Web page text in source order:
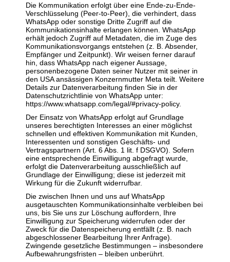
Die Kommunikation erfolgt über eine Ende-zu-Ende-
Verschlüsselung (Peer-to-Peer), die verhindert, dass
WhatsApp oder sonstige Dritte Zugriff auf die
Kommunikationsinhalte erlangen können. WhatsApp
erhält jedoch Zugriff auf Metadaten, die im Zuge des
Kommunikationsvorgangs entstehen (z. B. Absender,
Empfänger und Zeitpunkt). Wir weisen ferner darauf
hin, dass WhatsApp nach eigener Aussage,
personenbezogene Daten seiner Nutzer mit seiner in
den USA ansässigen Konzernmutter Meta teilt. Weitere
Details zur Datenverarbeitung finden Sie in der
Datenschutzrichtlinie von WhatsApp unter:
https://www.whatsapp.com/legal/#privacy-policy.
Der Einsatz von WhatsApp erfolgt auf Grundlage
unseres berechtigten Interesses an einer möglichst
schnellen und effektiven Kommunikation mit Kunden,
Interessenten und sonstigen Geschäfts- und
Vertragspartnern (Art. 6 Abs. 1 lit. f DSGVO). Sofern
eine entsprechende Einwilligung abgefragt wurde,
erfolgt die Datenverarbeitung ausschließlich auf
Grundlage der Einwilligung; diese ist jederzeit mit
Wirkung für die Zukunft widerrufbar.
Die zwischen Ihnen und uns auf WhatsApp
ausgetauschten Kommunikationsinhalte verbleiben bei
uns, bis Sie uns zur Löschung auffordern, Ihre
Einwilligung zur Speicherung widerrufen oder der
Zweck für die Datenspeicherung entfällt (z. B. nach
abgeschlossener Bearbeitung Ihrer Anfrage).
Zwingende gesetzliche Bestimmungen – insbesondere
Aufbewahrungsfristen – bleiben unberührt.